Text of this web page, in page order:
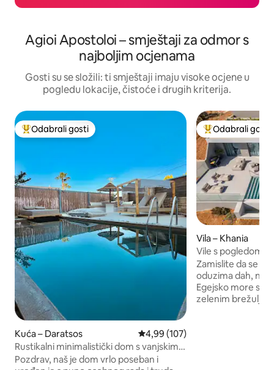
Agioi Apostoloi – smještaji za odmor s
najboljim ocjenama
Gosti su se složili: ti smještaji imaju visoke ocjene u
pogledu lokacije, čistoće i drugih kriterija.
Među najviše rangiranima s oznakom „Odabrali gosti”
Odabrali gosti
Kuća – Daratsos Prosječna ocjena: 4,99/5,
4,99 (107)
Rustikalni minimalistički dom s vanjskim
bazenom
Pozdrav, naš je dom vrlo poseban i
Među najviše
Odabrali gosti
Vila – Khania
Vile s pogledom
luksuzna vila s
Zamislite da se
oduzima dah, na
Egejsko more
zelenim